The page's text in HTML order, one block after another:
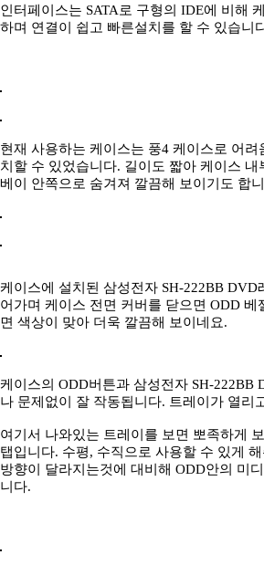
인터페이스는 SATA로 구형의 IDE에 비해
하며 연결이 쉽고 빠른설치를 할 수 있습니
현재 사용하는 케이스는 풍4 케이스로 어
치할 수 있었습니다. 길이도 짧아 케이스
베이 안쪽으로 숨겨져 깔끔해 보이기도 합
케이스에 설치된 삼성전자 SH-222BB
어가며 케이스 전면 커버를 닫으면 ODD
면 색상이 맞아 더욱 깔끔해 보이네요.
케이스의 ODD버튼과 삼성전자 SH-
나 문제없이 잘 작동됩니다. 트레이가 열리
여기서 나와있는 트레이를 보면 뽀족하게
탭입니다. 수평, 수직으로 사용할 수 있게
방향이 달라지는것에 대비해 ODD안의 미
니다.